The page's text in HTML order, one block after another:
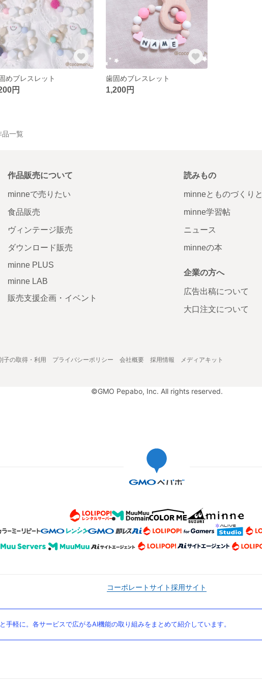
めブレスレット
円
歯固めブレスレット
1,200円
一覧
作品販売について
minneで売りたい
食品販売
ヴィンテージ販売
ダウンロード販売
minne PLUS
minne LAB
販売支援企画・イベント
読みもの
minneとものづくりと
minne学習帖
ニュース
minneの本
企業の方へ
広告出稿について
大口注文について
子の取得・利用 プライバシーポリシー 会社概要 採用情報 メディアキット
©GMO Pepabo, Inc. All rights reserved.
コーポレートサイト採用サイト
手軽に。各サービスで広がるAI機能の取り組みをまとめて紹介しています。